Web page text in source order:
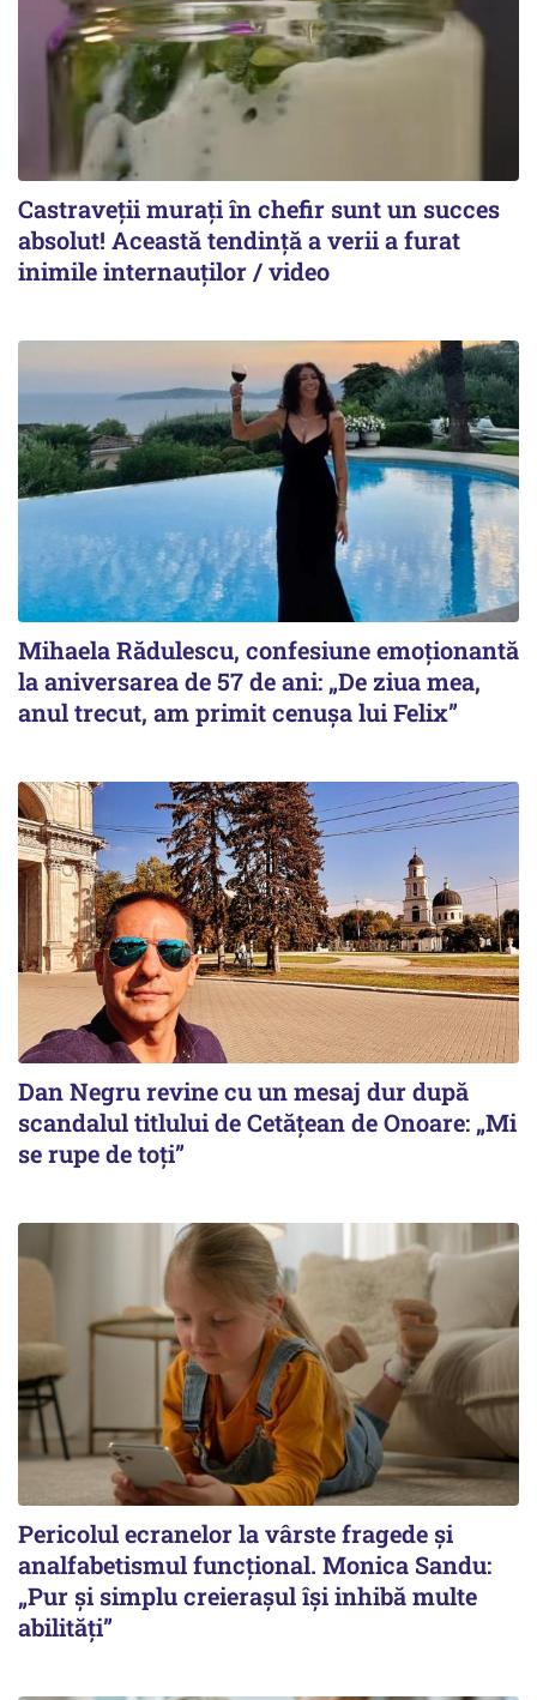
Castraveții murați în chefir sunt un succes
absolut! Această tendință a verii a furat
inimile internauților / video
Mihaela Rădulescu, confesiune emoționantă
la aniversarea de 57 de ani: „De ziua mea,
anul trecut, am primit cenușa lui Felix”
Dan Negru revine cu un mesaj dur după
scandalul titlului de Cetățean de Onoare: „Mi
se rupe de toți”
Pericolul ecranelor la vârste fragede și
analfabetismul funcțional. Monica Sandu:
„Pur și simplu creierașul își inhibă multe
abilități”